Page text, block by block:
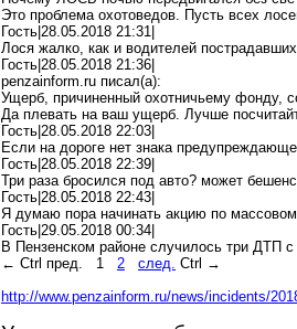
Это проблема охотоведов. Пусть всех
Гость|28.05.2018 21:31|
Лося жалко, как и водителей
Гость|28.05.2018 21:36|
penzainform.ru писал(a):
Ущерб, причиненный охотничьему фонду,
Да плевать на ваш ущерб. Лучше
Гость|28.05.2018 22:03|
Если на дороге нет знака
Гость|28.05.2018 22:39|
Три раза бросился под авто? может
Гость|28.05.2018 22:43|
Я думаю пора начинать акцию по
Гость|29.05.2018 00:34|
В Пензенском районе случилось три ДТП
← Ctrl пред. 1 2 след. Ctrl →
http://www.penzainform.ru/news/incidents/